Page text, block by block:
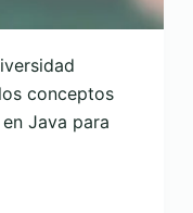
conceptos
Java para